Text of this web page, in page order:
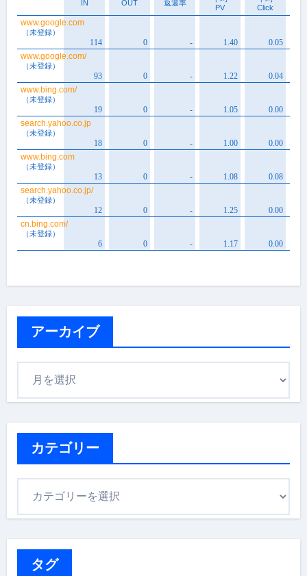
アーカイブ
カテゴリー
タグ